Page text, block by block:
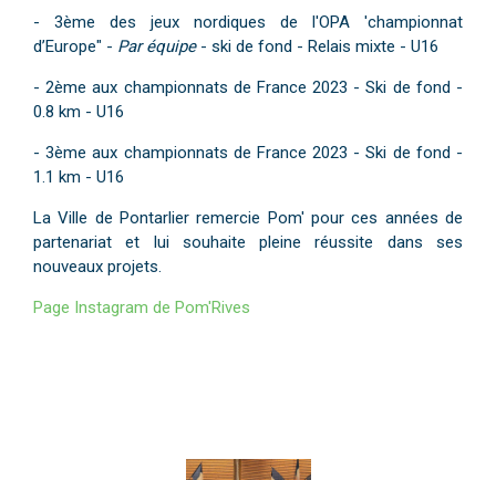
- 3ème des jeux nordiques de l'OPA 'championnat
d’Europe" - Par équipe- ski de fond - Relais mixte - U16
- 2ème aux championnats de France 2023 - Ski de fond -
0.8 km - U16
- 3ème aux championnats de France 2023 - Ski de fond -
1.1 km - U16
La Ville de Pontarlier remercie Pom' pour ces années de
partenariat et lui souhaite pleine réussite dans ses
nouveaux projets.
Page Instagram de Pom'Rives